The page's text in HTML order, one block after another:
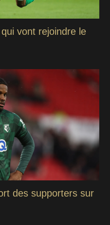
vont rejoindre le
des supporters sur